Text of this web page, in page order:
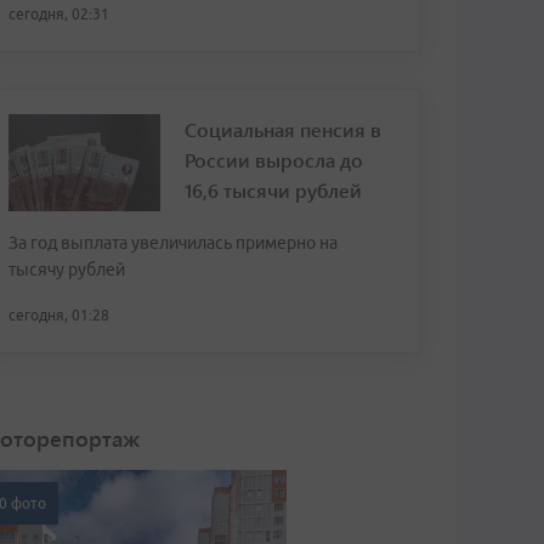
сегодня, 02:31
Социальная пенсия в
России выросла до
16,6 тысячи рублей
За год выплата увеличилась примерно на
тысячу рублей
сегодня, 01:28
фото